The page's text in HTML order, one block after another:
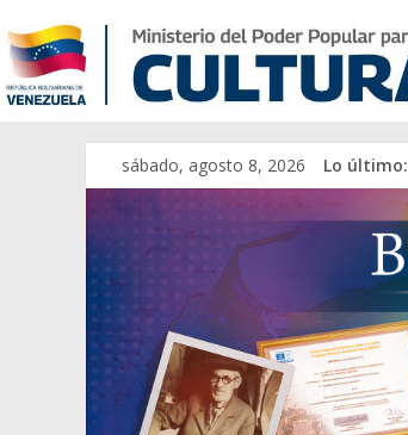
sábado, agosto 8, 2026 Lo último: